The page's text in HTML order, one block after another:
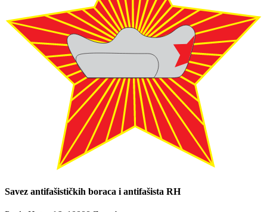
Savez antifašističkih boraca i antifašista RH